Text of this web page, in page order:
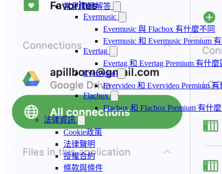
常見問題解答
Evermusic
Evermusic 與 Flacbox 有什麼不同
Evermusic 和 Evermusic Premium
Evertag
Evertag 和 Evertag Premium 有什
Evervideo
Evervideo 和 Evervideo Premium
Flacbox
Flacbox 和 Flacbox Premium 有什
法律資訊
Cookie政策
法律聲明
授權合約
條款與條件